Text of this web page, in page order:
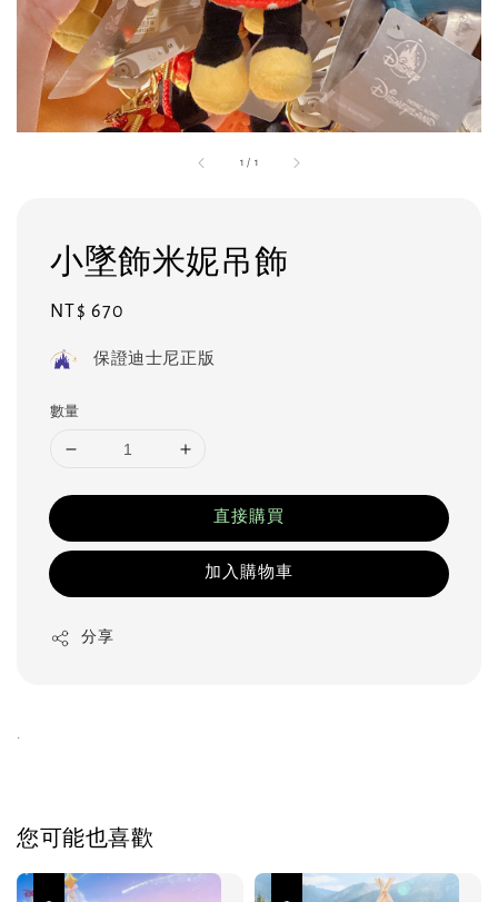
1 / 1
小墜飾米妮吊飾
Regular
NT$ 670
保證迪士尼正版
數量
直接購買
加入購物車
分享
.
您可能也喜歡